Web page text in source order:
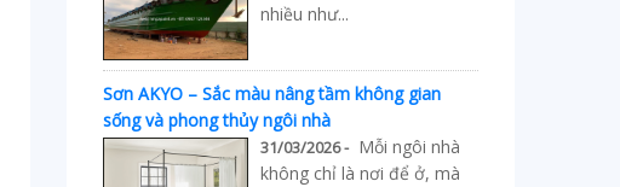
nhiều như...
Sơn AKYO – Sắc màu nâng tầm không gian
sống và phong thủy ngôi nhà
31/03/2026 - Mỗi ngôi nhà
không chỉ là nơi để ở, mà